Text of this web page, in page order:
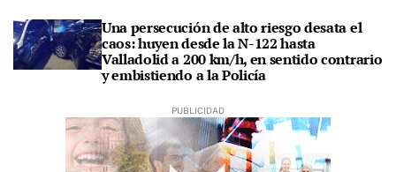
Una persecución de alto riesgo desata el
caos: huyen desde la N-122 hasta
Valladolid a 200 km/h, en sentido contrario
y embistiendo a la Policía